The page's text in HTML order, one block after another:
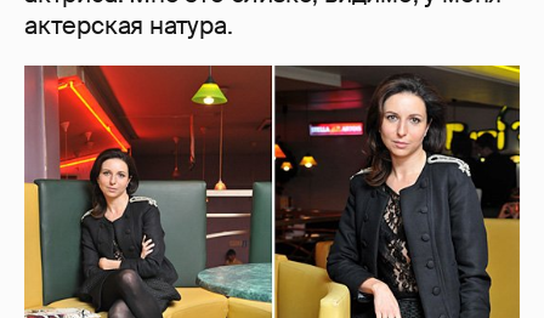
актерская натура.